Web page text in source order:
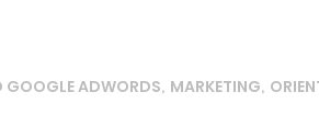
GOOGLE ADWORDS, MARKETING,